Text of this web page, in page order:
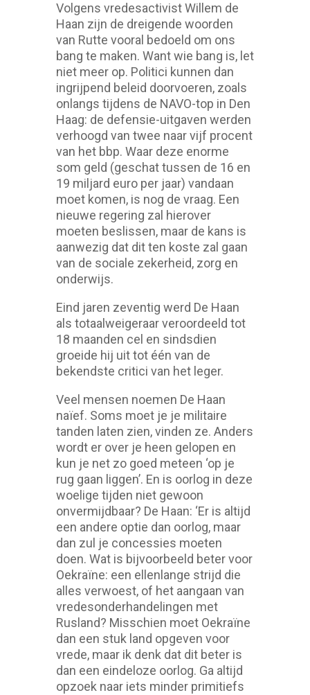
Volgens vredesactivist Willem de
Haan zijn de dreigende woorden
van Rutte vooral bedoeld om ons
bang te maken. Want wie bang is, let
niet meer op. Politici kunnen dan
ingrijpend beleid doorvoeren, zoals
onlangs tijdens de NAVO-top in Den
Haag: de defensie-uitgaven werden
verhoogd van twee naar vijf procent
van het bbp. Waar deze enorme
som geld (geschat tussen de 16 en
19 miljard euro per jaar) vandaan
moet komen, is nog de vraag. Een
nieuwe regering zal hierover
moeten beslissen, maar de kans is
aanwezig dat dit ten koste zal gaan
van de sociale zekerheid, zorg en
onderwijs.
Eind jaren zeventig werd De Haan
als totaalweigeraar veroordeeld tot
18 maanden cel en sindsdien
groeide hij uit tot één van de
bekendste critici van het leger.
Veel mensen noemen De Haan
naïef. Soms moet je je militaire
tanden laten zien, vinden ze. Anders
wordt er over je heen gelopen en
kun je net zo goed meteen ‘op je
rug gaan liggen’. En is oorlog in deze
woelige tijden niet gewoon
onvermijdbaar? De Haan: ‘Er is altijd
een andere optie dan oorlog, maar
dan zul je concessies moeten
doen. Wat is bijvoorbeeld beter voor
Oekraïne: een ellenlange strijd die
alles verwoest, of het aangaan van
vredesonderhandelingen met
Rusland? Misschien moet Oekraïne
dan een stuk land opgeven voor
vrede, maar ik denk dat dit beter is
dan een eindeloze oorlog. Ga altijd
opzoek naar iets minder primitiefs